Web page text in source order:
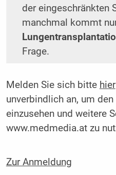
der eingeschränkten
manchmal kommt
Frage.
Melden Sie sich bitte hier
unverbindlich an, um
einzusehen und weitere
www.medmedia.at zu
Zur Anmeldung